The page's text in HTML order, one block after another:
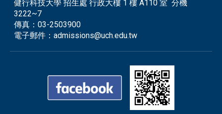
健行科技大學 招生處 行政大樓 1 樓 A110 室 分機
3222~7
傳真：03-2503900
電子郵件：admissions@uch.edu.tw